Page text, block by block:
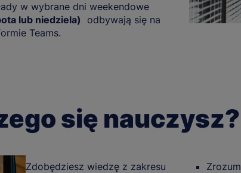
w wybrane dni weekendowe
lub niedziela) odbywają się na
Teams.
się nauczysz?
Zdobędziesz wiedzę z zakresu